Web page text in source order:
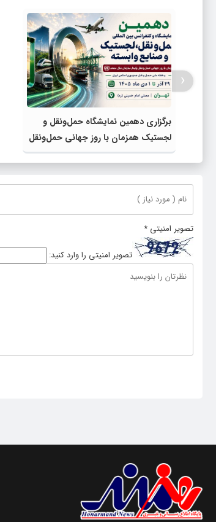
برگزاری دهمین نمایشگاه حمل‌ونقل و
لجستیک همزمان با روز جهانی حمل‌ونقل
پایدار سازمان ملل متحد
‹
تصویر امنیتی *
تصویر امنیتی را وارد کنید: